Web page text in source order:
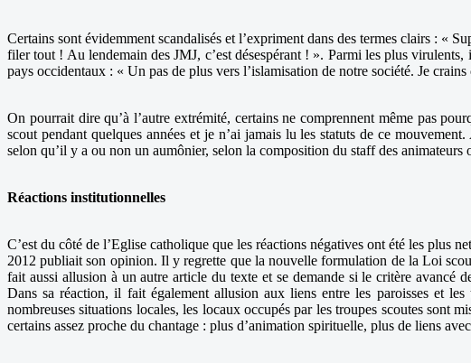
Certains sont évidemment scandalisés et l’expriment dans des termes clairs : «
filer tout ! Au lendemain des JMJ, c’est désespérant ! ». Parmi les plus
pays occidentaux : « Un pas de plus vers l’islamisation de notre société. Je
On pourrait dire qu’à l’autre extrémité, certains ne comprennent même pas
scout pendant quelques années et je n’ai jamais lu les statuts de ce
selon qu’il y a ou non un aumônier, selon la composition du staff des
Réactions institutionnelles
C’est du côté de l’Eglise catholique que les réactions négatives ont été les plus
2012 publiait son opinion. Il y regrette que la nouvelle formulation de la Loi
fait aussi allusion à un autre article du texte et se demande si le critère avancé
Dans sa réaction, il fait également allusion aux liens entre les paroisses et
nombreuses situations locales, les locaux occupés par les troupes scoutes
certains assez proche du chantage : plus d’animation spirituelle, plus de liens